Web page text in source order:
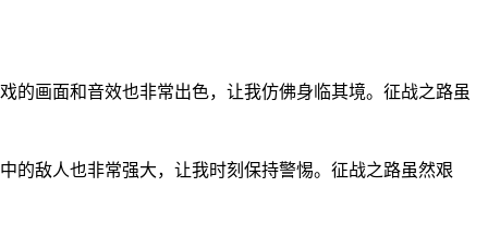
的画面和音效也非常出色，让我仿佛身临其境。征战之路虽
的敌人也非常强大，让我时刻保持警惕。征战之路虽然艰